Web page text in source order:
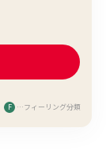
F …フィーリング分類